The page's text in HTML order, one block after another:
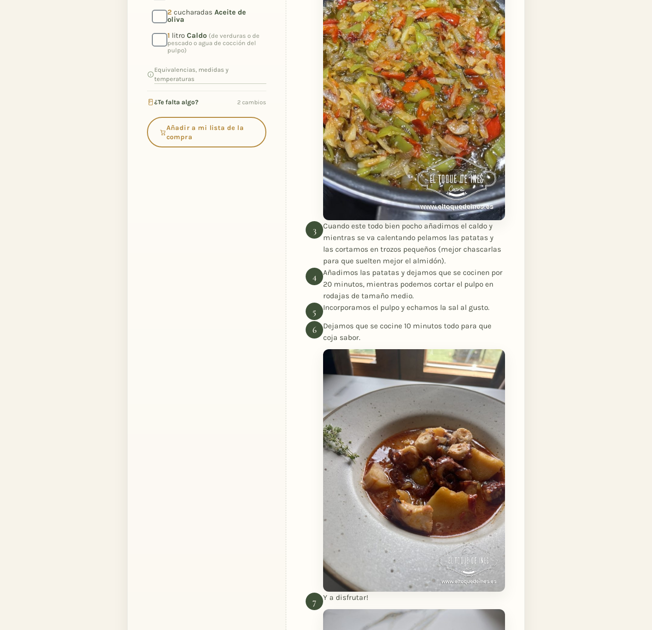
2 cucharadas Aceite de
oliva
1 litro Caldo (de verduras o de
pescado o agua de cocción del
pulpo)
Equivalencias, medidas y
temperaturas
¿Te falta algo? 2 cambios
Añadir a mi lista de la
compra
Cuando este todo bien pocho añadimos el caldo y
mientras se va calentando pelamos las patatas y
las cortamos en trozos pequeños (mejor chascarlas
para que suelten mejor el almidón).
Añadimos las patatas y dejamos que se cocinen por
20 minutos, mientras podemos cortar el pulpo en
rodajas de tamaño medio.
Incorporamos el pulpo y echamos la sal al gusto.
Dejamos que se cocine 10 minutos todo para que
coja sabor.
Y a disfrutar!